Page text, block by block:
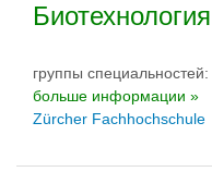
Биотехнология
группы специальностей:
больше информации »
Zürcher Fachhochschule